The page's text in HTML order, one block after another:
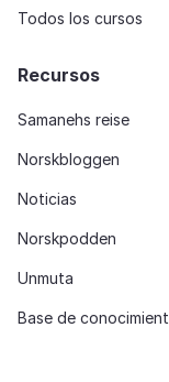
Todos los cursos
Recursos
Samanehs reise
Norskbloggen
Noticias
Norskpodden
Unmuta
Base de